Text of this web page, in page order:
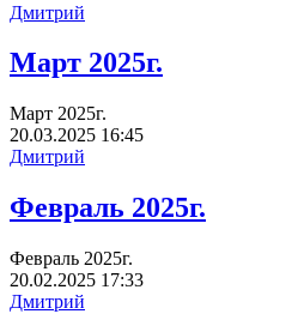
Дмитрий
Март 2025г.
Март 2025г.
20.03.2025 16:45
Дмитрий
Февраль 2025г.
Февраль 2025г.
20.02.2025 17:33
Дмитрий